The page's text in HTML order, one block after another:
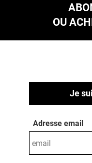
OU
Je
Adresse email